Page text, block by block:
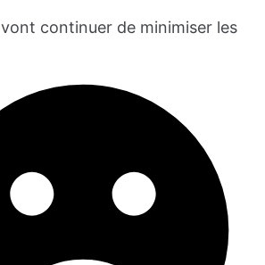
vont continuer de minimiser les